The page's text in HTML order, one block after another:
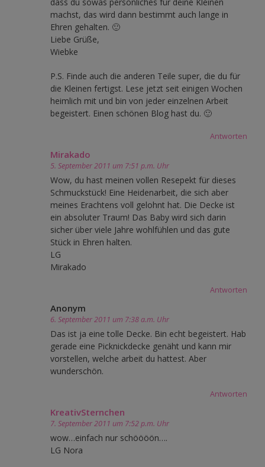
machst, das wird dann bestimmt auch lange in
Ehren gehalten. 🙂
Liebe Grüße,
Wiebke
P.S. Finde auch die anderen Teile super, die du für
die Kleinen fertigst. Lese jetzt seit einigen Wochen
heimlich mit und bin von jeder einzelnen Arbeit
begeistert. Einen schönen Blog hast du. 🙂
Antworten
Mirakado
5. September 2011 um 7:51 p.m. Uhr
Wow, du hast meinen vollen Resepekt für dieses
Schmuckstück! Eine Heidenarbeit, die sich aber
meines Erachtens voll gelohnt hat. Die Decke ist
ein absoluter Traum! Das Baby wird sich darin
sicher über viele Jahre wohlfühlen und das gute
Stück in Ehren halten.
LG
Mirakado
Antworten
Anonym
6. September 2011 um 7:38 a.m. Uhr
Das ist ja eine tolle Decke. Bin echt begeistert. Hab
gerade eine Picknickdecke genäht und kann mir
vorstellen, welche arbeit du hattest. Aber
wunderschön.
Antworten
KreativSternchen
7. September 2011 um 7:52 p.m. Uhr
wow…einfach nur schöööön….
LG Nora